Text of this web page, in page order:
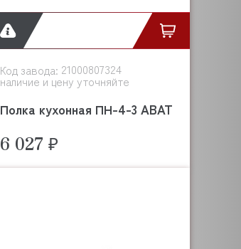
Код завода: 21000807324
наличие и цену уточняйте
Полка кухонная ПН-4-3 ABAT
6 027 ₽